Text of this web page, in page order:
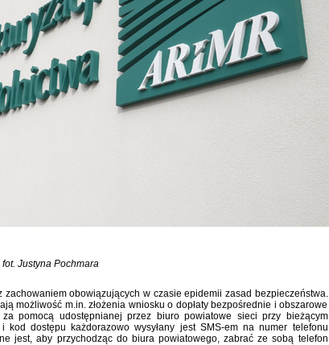
fot. Justyna Pochmara
zachowaniem obowiązujących w czasie epidemii zasad bezpieczeństwa.
możliwość m.in. złożenia wniosku o dopłaty bezpośrednie i obszarowe
pomocą udostępnianej przez biuro powiatowe sieci przy bieżącym
dostępu każdorazowo wysyłany jest SMS-em na numer telefonu
jest, aby przychodząc do biura powiatowego, zabrać ze sobą telefon